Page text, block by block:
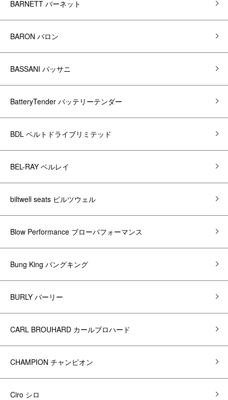
BARNETT バーネット
BARON バロン
BASSANI バッサニ
BatteryTender バッテリーテンダー
BDL ベルトドライブリミテッド
BEL-RAY ベルレイ
biltwell seats ビルツウェル
Blow Performance ブローパフォーマンス
Bung King バングキング
BURLY バーリー
CARL BROUHARD カールブロハード
CHAMPION チャンピオン
Ciro シロ